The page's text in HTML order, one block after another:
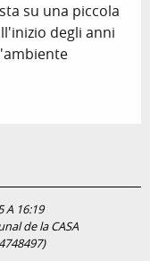
su una piccola
degli anni
A 16:19
de la CASA
4748497)